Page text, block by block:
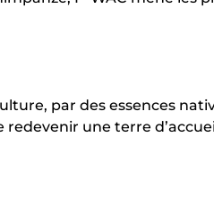
par des essences
une terre